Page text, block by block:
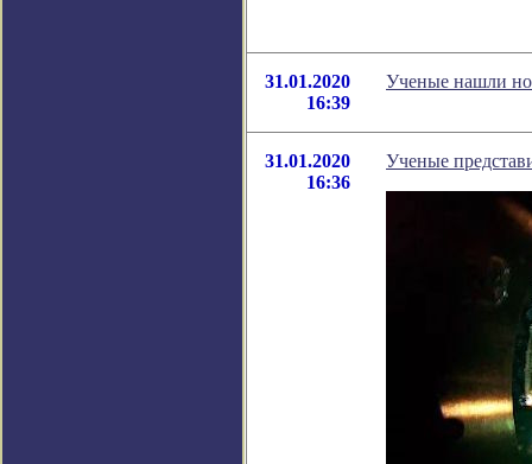
31.01.2020
16:39
Ученые нашли
31.01.2020
16:36
Ученые